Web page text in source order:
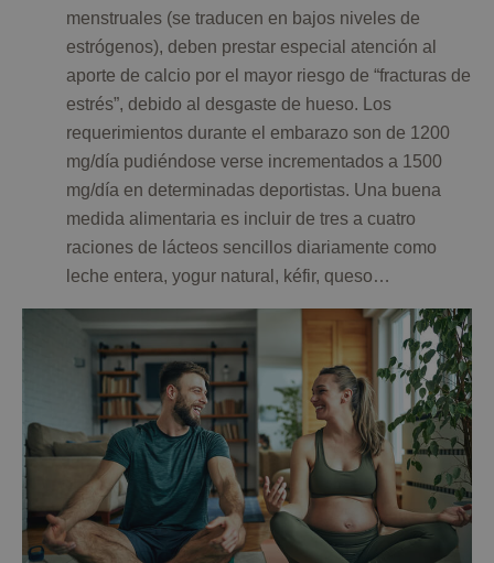
menstruales (se traducen en bajos niveles de
estrógenos), deben prestar especial atención al
aporte de calcio por el mayor riesgo de “fracturas de
estrés”, debido al desgaste de hueso. Los
requerimientos durante el embarazo son de 1200
mg/día pudiéndose verse incrementados a 1500
mg/día en determinadas deportistas. Una buena
medida alimentaria es incluir de tres a cuatro
raciones de lácteos sencillos diariamente como
leche entera, yogur natural, kéfir, queso…